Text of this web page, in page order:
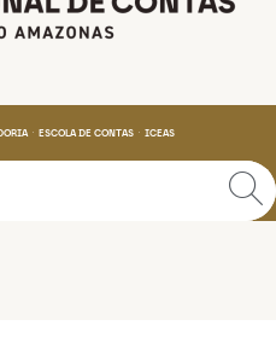
ESCOLA DE CONTAS ICEAS